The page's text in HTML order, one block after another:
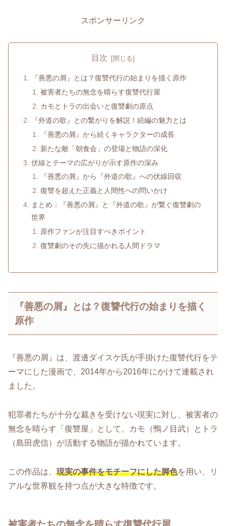
スポンサーリンク
目次
『善悪の屑』とは？復讐代行の始まりを描く原作
被害者たちの無念を晴らす復讐代行屋
カモとトラの出会いと復讐劇の原点
『外道の歌』との繋がりを解説！続編の魅力とは
『善悪の屑』から続くキャラクターの成長
新たな敵「朝食会」の登場と物語の深化
伏線とテーマの広がりが示す原作の深み
『善悪の屑』から『外道の歌』への伏線回収
復讐を超えた正義と人間性への問いかけ
まとめ：『善悪の屑』と『外道の歌』が繋ぐ復讐劇の
世界
原作ファンが注目すべきポイント
復讐劇のその先に描かれる人間ドラマ
『善悪の屑』とは？復讐代行の始まりを描く
原作
『善悪の屑』は、渡邊ダイスケ氏が手掛けた復讐代行をテ
ーマにした漫画で、2014年から2016年にかけて連載され
ました。
犯罪者たちが十分な裁きを受けない現実に対し、被害者の
無念を晴らす「復讐屋」として、カモ（鴨ノ目武）とトラ
（島田虎信）が活動する物語が描かれています。
この作品は、 現実の事件をモチーフにした脚色を用い、リ
アルな世界観を持つ点が大きな特徴です。